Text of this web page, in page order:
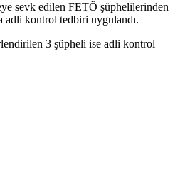
sevk edilen FETÖ şüphelilerinden
adli kontrol tedbiri uygulandı.
3 şüpheli ise adli kontrol